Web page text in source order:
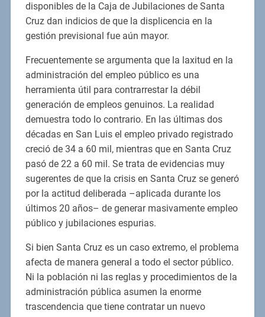
disponibles de la Caja de Jubilaciones de Santa
Cruz dan indicios de que la displicencia en la
gestión previsional fue aún mayor.
Frecuentemente se argumenta que la laxitud en la
administración del empleo público es una
herramienta útil para contrarrestar la débil
generación de empleos genuinos. La realidad
demuestra todo lo contrario. En las últimas dos
décadas en San Luis el empleo privado registrado
creció de 34 a 60 mil, mientras que en Santa Cruz
pasó de 22 a 60 mil. Se trata de evidencias muy
sugerentes de que la crisis en Santa Cruz se generó
por la actitud deliberada –aplicada durante los
últimos 20 años– de generar masivamente empleo
público y jubilaciones espurias.
Si bien Santa Cruz es un caso extremo, el problema
afecta de manera general a todo el sector público.
Ni la población ni las reglas y procedimientos de la
administración pública asumen la enorme
trascendencia que tiene contratar un nuevo